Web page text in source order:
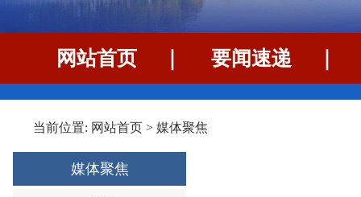
网站首页 要闻速递
当前位置: 网站首页 > 媒体聚焦
媒体聚焦